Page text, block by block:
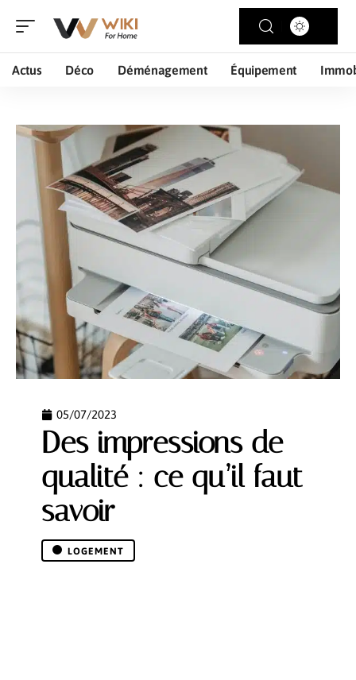
Actus Déco Déménagement Équipement
05/07/2023
Des impressions de
qualité : ce qu’il faut
savoir
LOGEMENT